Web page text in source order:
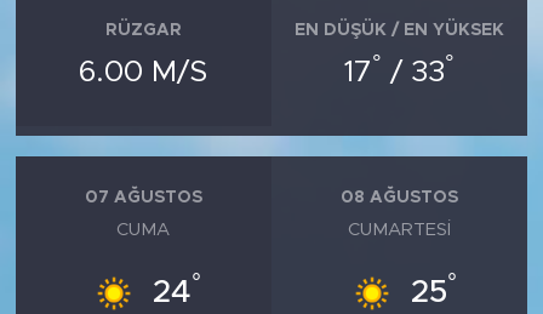
RÜZGAR
6.00 M/S
EN DÜŞÜK / EN YÜKSEK
17° / 33°
07 AĞUSTOS
CUMA
24°
08 AĞUSTOS
CUMARTESI
25°
SİYASET
MEDYA KÖŞESİ
FOTO GALERİ
VİDEOLAR